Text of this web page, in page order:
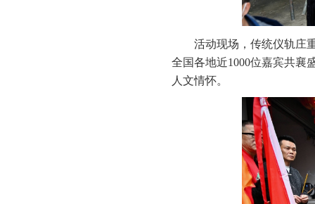
活动现场，传统仪轨庄
全国各地近1000位嘉宾共襄
人文情怀。